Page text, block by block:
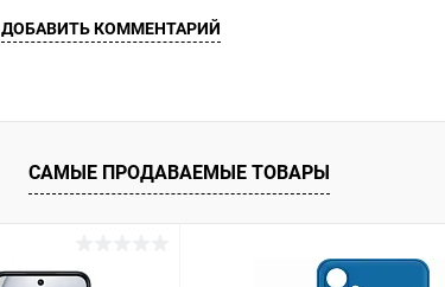
ДОБАВИТЬ КОММЕНТАРИЙ
САМЫЕ ПРОДАВАЕМЫЕ ТОВАРЫ